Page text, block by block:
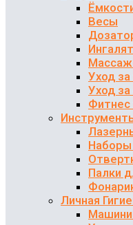
Весы
Уход
Уход
Наборы
Палки
Личная